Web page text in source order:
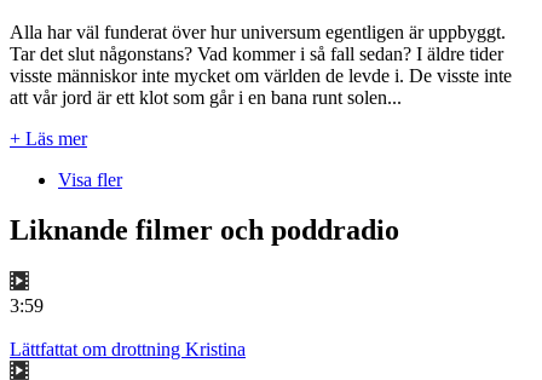
Alla har väl funderat över hur universum egentligen är uppbyggt.
Tar det slut någonstans? Vad kommer i så fall sedan? I äldre tider
visste människor inte mycket om världen de levde i. De visste inte
att vår jord är ett klot som går i en bana runt solen...
+ Läs mer
Visa fler
Liknande filmer och poddradio
3:59
Lättfattat om drottning Kristina